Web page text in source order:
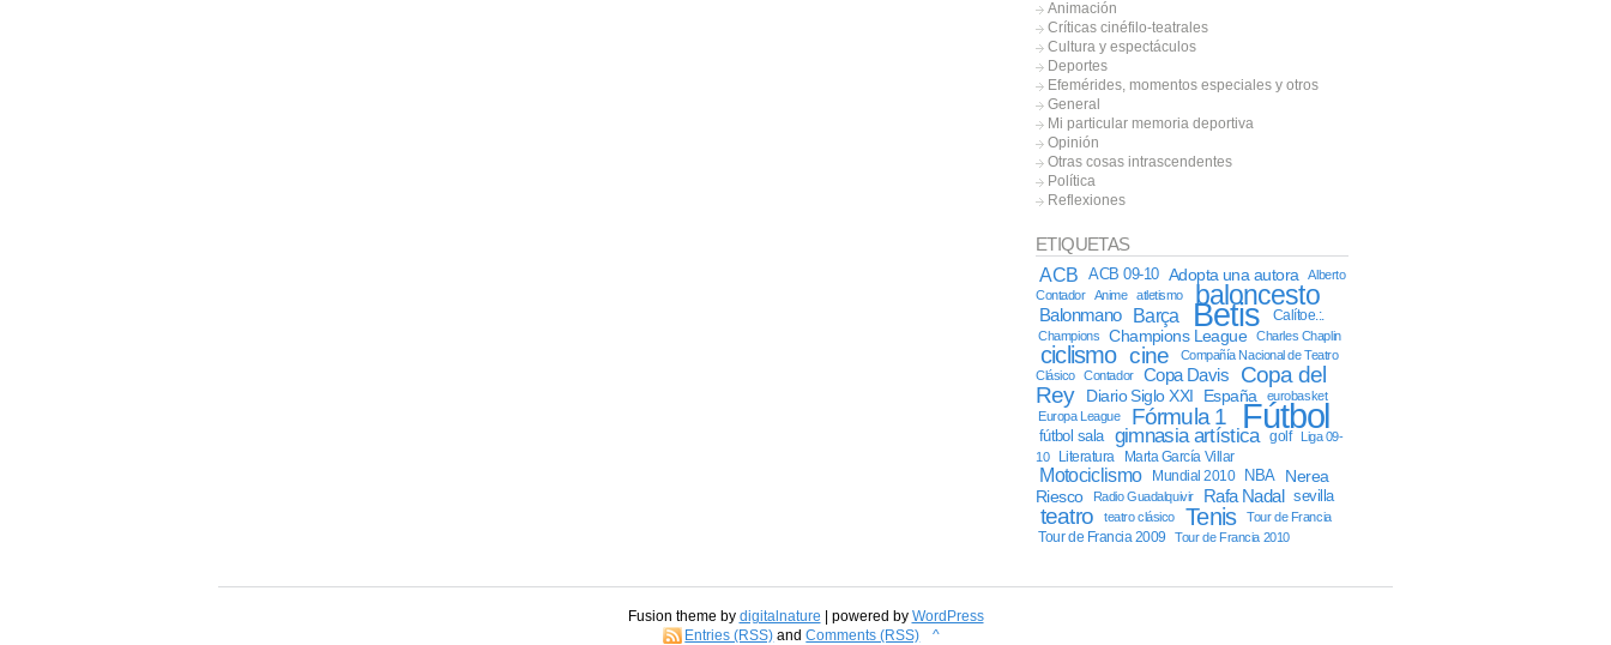
Animación
Críticas cinéfilo-teatrales
Cultura y espectáculos
Deportes
Efemérides, momentos especiales y otros
General
Mi particular memoria deportiva
Opinión
Otras cosas intrascendentes
Política
Reflexiones
ETIQUETAS
ACB ACB 09-10 Adopta una autora
Alberto
Contador
Anime atletismo baloncesto
Balonmano Barça Betis Calítoe.:.
Champions Champions League Charles Chaplin
ciclismo cine
Compañía Nacional de Teatro
Clásico
Contador Copa Davis
Copa del
Rey
Diario Siglo XXI España
eurobasket
Europa League
Fórmula 1 Fútbol
fútbol sala gimnasia artística golf
Liga 09-
10
Literatura Marta García Villar
Motociclismo Mundial 2010 NBA
Nerea
Riesco
Radio Guadalquivir Rafa Nadal sevilla
teatro teatro clásico Tenis Tour de Francia
Tour de Francia 2009 Tour de Francia 2010
Fusion theme by digitalnature | powered by WordPress
Entries (RSS) andComments (RSS) ^